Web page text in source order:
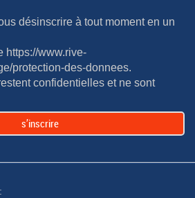
désinscrire à tout moment en un
https://www.rive-
protection-des-donnees.
confidentielles et ne sont
s’inscrire